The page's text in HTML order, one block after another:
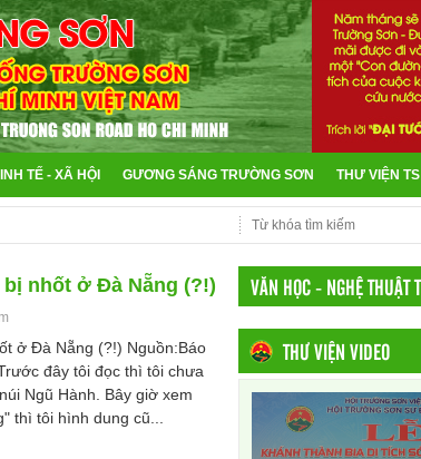
TẾ - XÃ HỘI GƯƠNG SÁNG TRƯỜNG SƠN THƯ VIỆN TS
nhốt ở Đà Nẵng (?!)
ở Đà Nẵng (?!) Nguồn:Báo
đây tôi đọc thì tôi chưa
Ngũ Hành. Bây giờ xem
thì tôi hình dung cũ...
VĂN HỌC - NGHỆ THUẬT
THƯ VIỆN VIDEO